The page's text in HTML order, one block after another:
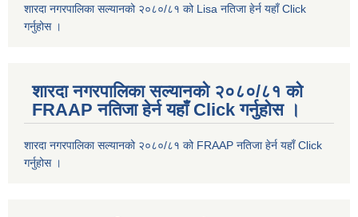
शारदा नगरपालिका सल्यानको २०८०/८१ को Lisa नतिजा हेर्न यहाँ Click
गर्नुहोस ।
शारदा नगरपालिका सल्यानको २०८०/८१ को
FRAAP नतिजा हेर्न यहाँ Click गर्नुहोस ।
शारदा नगरपालिका सल्यानको २०८०/८१ को FRAAP नतिजा हेर्न यहाँ Click
गर्नुहोस ।